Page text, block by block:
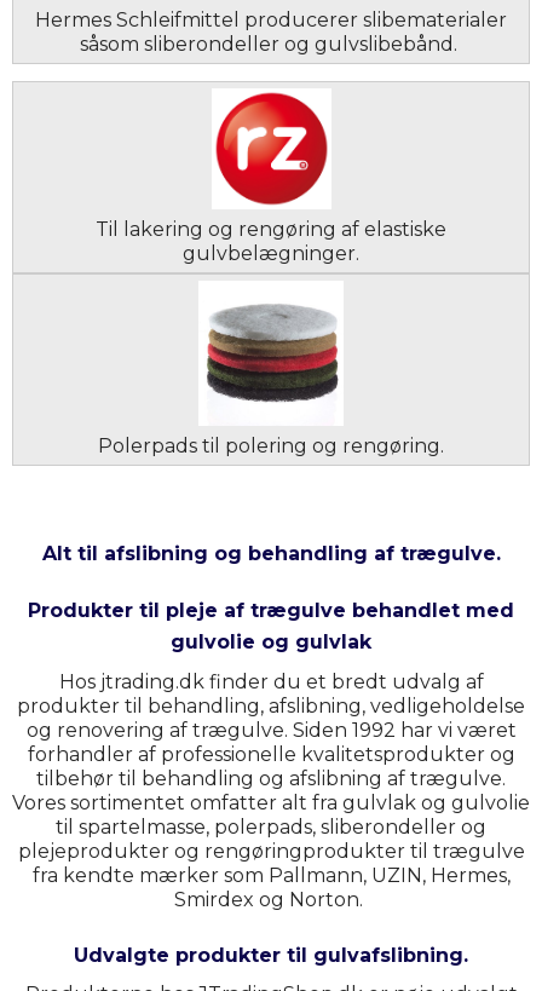
Hermes Schleifmittel producerer slibematerialer
såsom sliberondeller og gulvslibebånd.
Til lakering og rengøring af elastiske
gulvbelægninger.
Polerpads til polering og rengøring.
Alt til afslibning og behandling af trægulve.
Produkter til pleje af trægulve behandlet med
gulvolie og gulvlak
Hos jtrading.dk finder du et bredt udvalg af
produkter til behandling, afslibning, vedligeholdelse
og renovering af trægulve. Siden 1992 har vi været
forhandler af professionelle kvalitetsprodukter og
tilbehør til behandling og afslibning af trægulve.
Vores sortimentet omfatter alt fra gulvlak og gulvolie
til spartelmasse, polerpads, sliberondeller og
plejeprodukter og rengøringprodukter til trægulve
fra kendte mærker som Pallmann, UZIN, Hermes,
Smirdex og Norton.
Udvalgte produkter til gulvafslibning.